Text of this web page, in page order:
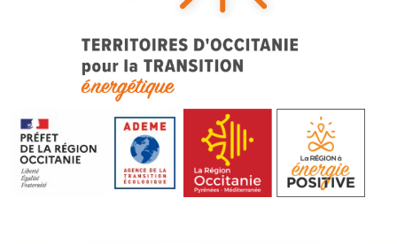
TOTEn Occitanie | Territoires
d’Occitanie pour la Transition
Energétique